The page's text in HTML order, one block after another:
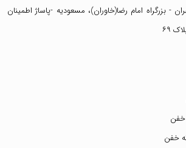
- بزرگراه امام رضا(خاوران)، مسعودیه -پاساژ اطمینان
۶۹
خفن